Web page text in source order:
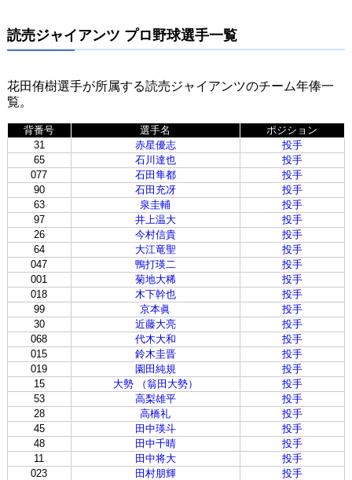
読売ジャイアンツ プロ野球選手一覧
花田侑樹選手が所属する読売ジャイアンツのチーム年俸一
覧。
背番号 選手名
ポジション
31
赤星優志
投手
65
石川達也
投手
077
石田隼都
投手
90
石田充冴
投手
63
泉圭輔
投手
97
井上温大
投手
26
今村信貴
投手
64
大江竜聖
投手
047
鴨打瑛二
投手
001
菊地大稀
投手
018
木下幹也
投手
99
京本眞
投手
30
近藤大亮
投手
068
代木大和
投手
015
鈴木圭晋
投手
019
園田純規
投手
15
大勢 （翁田大勢）
投手
53
高梨雄平
投手
28
高橋礼
投手
45
田中瑛斗
投手
48
田中千晴
投手
11
田中将大
投手
023
田村朋輝
投手